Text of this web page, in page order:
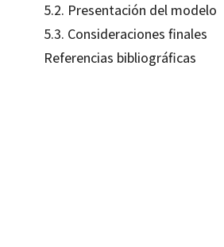
5.2. Presentación del modelo
5.3. Consideraciones finales
Referencias bibliográficas